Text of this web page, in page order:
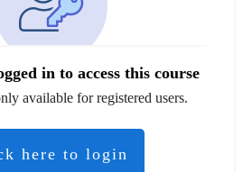
in to access this course
available for registered users.
here to login